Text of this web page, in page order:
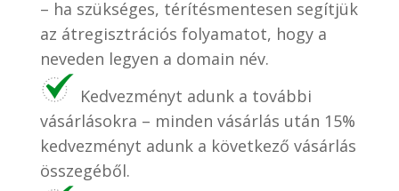
– ha szükséges, térítésmentesen segítjük
az átregisztrációs folyamatot, hogy a
neveden legyen a domain név.
Kedvezményt adunk a további
vásárlásokra – minden vásárlás után 15%
kedvezményt adunk a következő vásárlás
összegéből.